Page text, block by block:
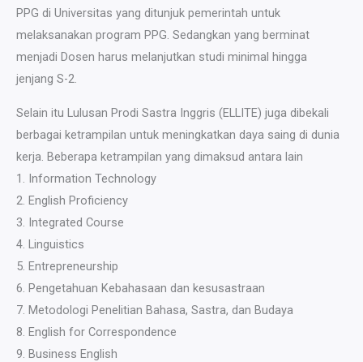
PPG di Universitas yang ditunjuk pemerintah untuk
melaksanakan program PPG. Sedangkan yang berminat
menjadi Dosen harus melanjutkan studi minimal hingga
jenjang S-2.
Selain itu Lulusan Prodi Sastra Inggris (ELLITE) juga dibekali
berbagai ketrampilan untuk meningkatkan daya saing di dunia
kerja. Beberapa ketrampilan yang dimaksud antara lain
1. Information Technology
2. English Proficiency
3. Integrated Course
4. Linguistics
5. Entrepreneurship
6. Pengetahuan Kebahasaan dan kesusastraan
7. Metodologi Penelitian Bahasa, Sastra, dan Budaya
8. English for Correspondence
9. Business English